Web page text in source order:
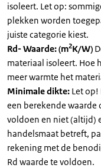
isoleert. Let op:
plekken worden
juiste categorie kiest.
Rd- Waarde: (m2K/W)
materiaal isoleert. Hoe
meer warmte het
Minimale dikte: Let
een berekende waarde
voldoen en niet (altijd)
handelsmaat betreft,
rekening met de
Rd waarde te voldoen.